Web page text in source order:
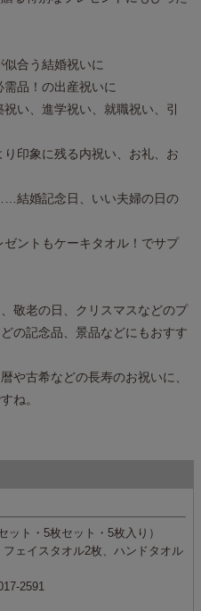
似合う結婚祝いに
需品！の出産祝いに
い、進学祝い、就職祝い、引
り印象に残る内祝い、お礼、お
結婚記念日、いい夫婦の日の
ゼントもケーキタオル！でサプ
敬老の日、クリスマスなどのプ
の記念品、景品などにもおすす
や古希などの長寿のお祝いに、
ね。
ト・5枚セット・5枚入り）
ェイスタオル2枚、ハンドタオル
2591